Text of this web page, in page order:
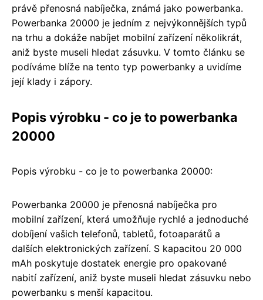
právě přenosná nabíječka, známá jako powerbanka.
Powerbanka 20000 je jedním z nejvýkonnějších typů
na trhu a dokáže nabíjet mobilní zařízení několikrát,
aniž byste museli hledat zásuvku. V tomto článku se
podíváme blíže na tento typ powerbanky a uvidíme
její klady i zápory.
Popis výrobku - co je to powerbanka
20000
Popis výrobku - co je to powerbanka 20000:
Powerbanka 20000 je přenosná nabíječka pro
mobilní zařízení, která umožňuje rychlé a jednoduché
dobíjení vašich telefonů, tabletů, fotoaparátů a
dalších elektronických zařízení. S kapacitou 20 000
mAh poskytuje dostatek energie pro opakované
nabití zařízení, aniž byste museli hledat zásuvku nebo
powerbanku s menší kapacitou.